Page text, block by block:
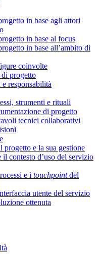
in base agli attori
in base al focus
in base all’ambito di
coinvolte
progetto
responsabilità
strumenti e rituali
di progetto
tecnici collaborativi
progetto e la sua gestione
contesto d’uso del servizio
e i touchpointdel
utente del servizio
ottenuta